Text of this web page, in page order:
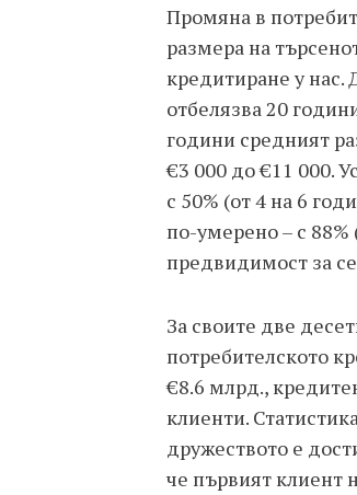
Промяна в
размера на
кредитиране у
отбелязва 20
години средният
€3 000 до €11 000.
с 50% (от 4 на 6
по-умерено – с 88%
предвидимост за
За своите две
потребителското
€8.6 млрд.,
клиенти.
дружеството е
че първият клиент